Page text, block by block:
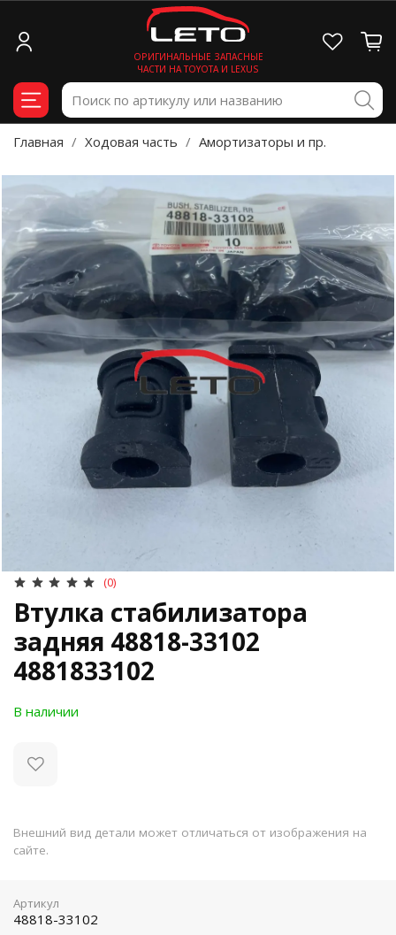
ОРИГИНАЛЬНЫЕ ЗАПАСНЫЕ
ЧАСТИ НА TOYOTA И LEXUS
Главная Ходовая часть Амортизаторы и пр.
(0)
Втулка стабилизатора
задняя 48818-33102
4881833102
В наличии
Внешний вид детали может отличаться от изображения на
сайте.
Артикул
48818-33102